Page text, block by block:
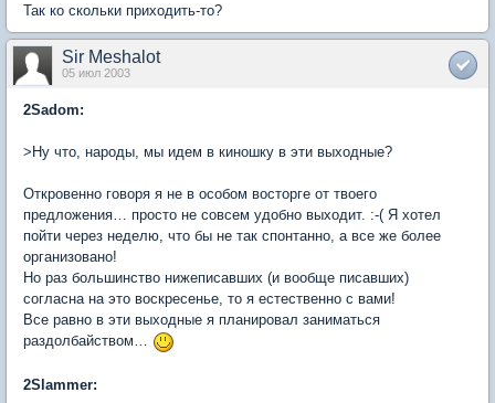
Так ко скольки приходить-то?
Sir Meshalot
05 июл 2003
2Sadom:
>Ну что, народы, мы идем в киношку в эти выходные?
Откровенно говоря я не в особом восторге от твоего
предложения… просто не совсем удобно выходит. :-( Я хотел
пойти через неделю, что бы не так спонтанно, а все же более
организовано!
Но раз большинство нижеписавших (и вообще писавших)
согласна на это воскресенье, то я естественно с вами!
Все равно в эти выходные я планировал заниматься
раздолбайством…
2Slammer: